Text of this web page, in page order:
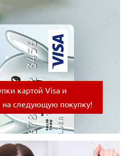
картой Visa и
на следующую покупку!
Visa и получай скидки